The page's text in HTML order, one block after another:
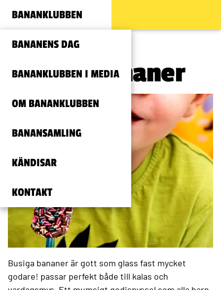
BANANKLUBBEN
BANANENS DAG
BANANKLUBBEN I MEDIA
OM BANANKLUBBEN
BANANSAMLING
KÄNDISAR
KONTAKT
Busiga bananer
Busiga bananer är gott som glass fast mycket
godare! passar perfekt både till kalas och